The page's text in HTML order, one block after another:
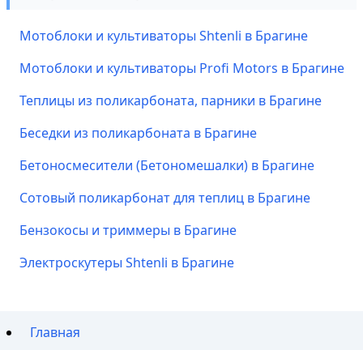
Мотоблоки и культиваторы Shtenli в Брагине
Мотоблоки и культиваторы Profi Motors в Брагине
Теплицы из поликарбоната, парники в Брагине
Беседки из поликарбоната в Брагине
Бетоносмесители (Бетономешалки) в Брагине
Сотовый поликарбонат для теплиц в Брагине
Бензокосы и триммеры в Брагине
Электроскутеры Shtenli в Брагине
Главная